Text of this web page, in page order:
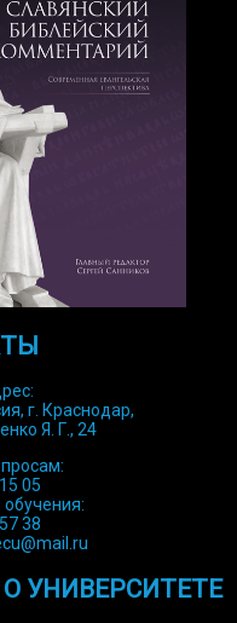
г. Краснодар,
Я. Г., 24
05
38
УНИВЕРСИТЕТЕ